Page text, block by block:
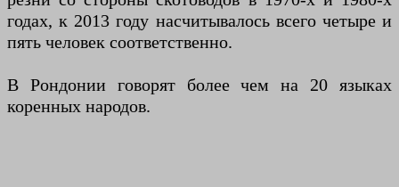
годах, к 2013 году насчитывалось всего четыре и
пять человек соответственно.
В Рондонии говорят более чем на 20 языках
коренных народов.